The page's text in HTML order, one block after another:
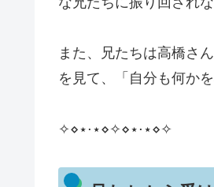
また、兄たちは高橋さ
を見て、「自分も何か
✧⋄⋆⋅⋆⋄✧⋄⋆⋅⋆⋄✧